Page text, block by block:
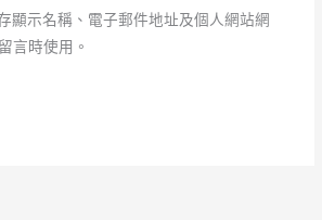
顯示名稱、電子郵件地址及個人網站網
言時使用。